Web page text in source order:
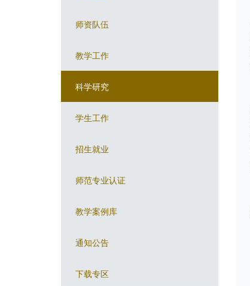
师资队伍
教学工作
科学研究
学生工作
招生就业
师范专业认证
教学案例库
通知公告
下载专区